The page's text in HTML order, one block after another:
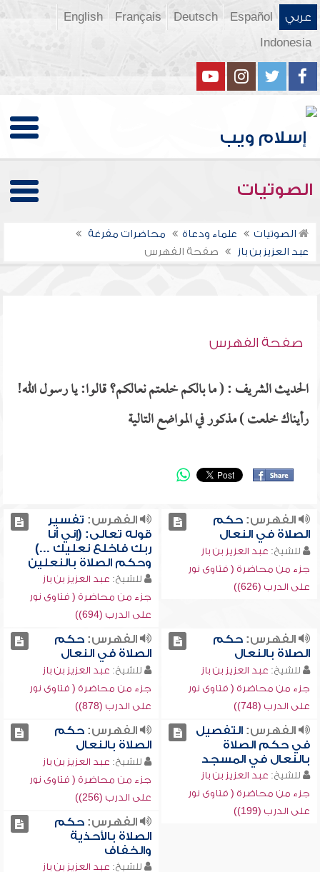
عربي Español
Deutsch
Français
English
Indonesia
الصوتيات
الصوتيات علماء ودعاة
محاضرات مفرغة
عبد العزيز بن باز
صفحة الفهرس
صفحة الفهرس
الحديث الشريف : ( ما بالكم خلعتم نعالكم؟ قالوا: يا رسول الله!
رأيناك خلعت ) مذكور في المواضع التالية
الفهرس:حكم
الصلاة في النعال
للشيخ: عبد العزيز بن باز
جزء من محاضرة ( فتاوى نور
على الدرب (626))
الفهرس: تفسير
قوله تعالى: (إني أنا
ربك فاخلع نعليك ...)
وحكم الصلاة بالنعلين
للشيخ: عبد العزيز بن باز
جزء من محاضرة ( فتاوى نور
على الدرب (694))
الفهرس:حكم
الصلاة بالنعال
للشيخ: عبد العزيز بن باز
جزء من محاضرة ( فتاوى نور
على الدرب (748))
الفهرس:حكم
الصلاة في النعال
للشيخ: عبد العزيز بن باز
جزء من محاضرة ( فتاوى نور
على الدرب (878))
الفهرس:التفصيل
في حكم الصلاة
بالنعال في المسجد
للشيخ: عبد العزيز بن باز
جزء من محاضرة ( فتاوى نور
على الدرب (199))
الفهرس:حكم
الصلاة بالنعال
للشيخ: عبد العزيز بن باز
جزء من محاضرة ( فتاوى نور
على الدرب (256))
الفهرس:حكم
الصلاة بالأحذية
والخفاف
للشيخ: عبد العزيز بن باز